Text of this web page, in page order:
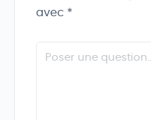
avec *